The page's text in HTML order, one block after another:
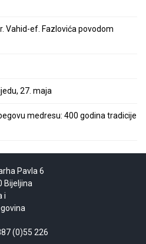
Vahid-ef. Fazlovića povodom
27. maja
medresu: 400 godina tradicije
Pavla 6
Bijeljina
i
(0)55 226